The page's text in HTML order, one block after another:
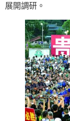
展開調研。